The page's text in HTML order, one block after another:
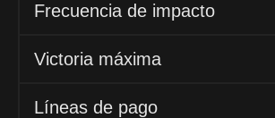
Frecuencia de impacto
Victoria máxima
Líneas de pago